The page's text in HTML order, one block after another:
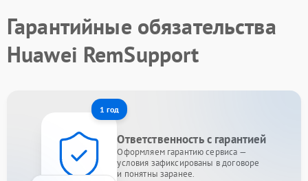
Гарантийные обязательства
Huawei RemSupport
1 год
Ответственность с гарантией
Оформляем гарантию сервиса —
условия зафиксированы в договоре
и понятны заранее.